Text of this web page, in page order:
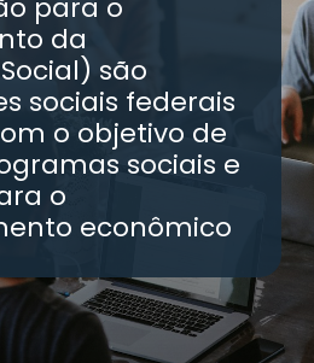
para o
da
são
sociais federais
o objetivo de
sociais e
o
econômico